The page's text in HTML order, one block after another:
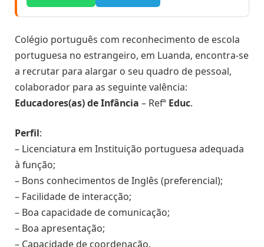
Colégio português com reconhecimento de escola
portuguesa no estrangeiro, em Luanda, encontra-se
a recrutar para alargar o seu quadro de pessoal,
colaborador para as seguinte valência:
Educadores(as) de Infância – Refª Educ.
Perfil:
– Licenciatura em Instituição portuguesa adequada
à função;
– Bons conhecimentos de Inglês (preferencial);
– Facilidade de interacção;
– Boa capacidade de comunicação;
– Boa apresentação;
– Capacidade de coordenação.